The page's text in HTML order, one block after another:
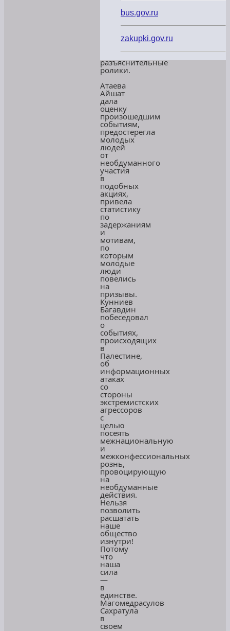
Главы
Дагестана
Меликова
Алимовича,
также
разъяснительные
ролики.
Атаева
Айшат
дала
оценку
произошедшим
событиям,
предостерегла
молодых
людей
от
необдуманного
участия
в
подобных
акциях,
привела
статистику
по
задержаниям
и
мотивам,
по
которым
молодые
люди
повелись
на
призывы.
Кунниев
Багавдин
побеседовал
о
событиях,
происходящих
в
Палестине,
об
информационных
атаках
со
стороны
экстремистских
агрессоров
с
целью
посеять
межнациональную
и
межконфессиональных
рознь,
провоцирующую
на
необдуманные
действия.
Нельзя
позволить
расшатать
наше
общество
изнутри!
Потому
что
наша
сила
—
в
единстве.
Магомедрасулов
Сахратула
в
своем
bus.gov.ru
zakupki.gov.ru